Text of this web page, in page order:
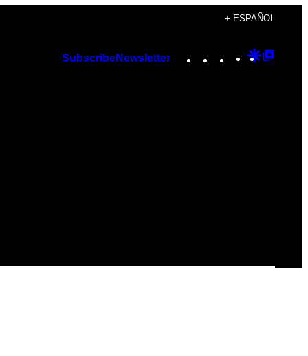
+ ESPAÑOL
SubscribeNewsletter Instagram
TikTok
YouTube
Google